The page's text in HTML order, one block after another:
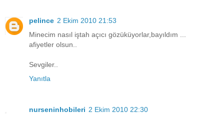
pelince 2 Ekim 2010 21:53
Minecim nasıl iştah açıcı gözüküyorlar,bayıldım ...
afiyetler olsun..
Sevgiler..
Yanıtla
nurseninhobileri 2 Ekim 2010 22:30